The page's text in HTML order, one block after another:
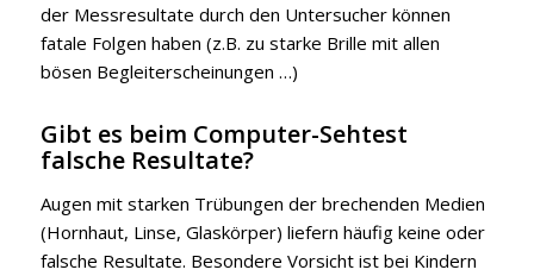
der Messresultate durch den Untersucher können
fatale Folgen haben (z.B. zu starke Brille mit allen
bösen Begleiterscheinungen …)
Gibt es beim Computer-Sehtest
falsche Resultate?
Augen mit starken Trübungen der brechenden Medien
(Hornhaut, Linse, Glaskörper) liefern häufig keine oder
falsche Resultate. Besondere Vorsicht ist bei Kindern